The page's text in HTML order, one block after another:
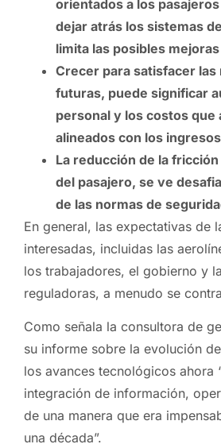
orientados a los
dejar atrás los sistemas
limita las posibles
Crecer para satisfacer las
futuras, puede significar
personal y los costos que
alineados con los
La reducción de la
del pasajero, se ve
de las normas de
En general, las expectativas de
interesadas, incluidas las
los trabajadores, el gobierno y
reguladoras, a menudo se
Como señala la consultora de
su informe sobre la evolución
los avances tecnológicos ahora
integración de información,
de una manera que era
una década”.